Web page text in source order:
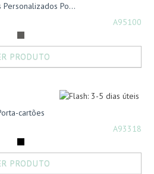
Personalizados Po...
A95100
PRODUTO
cartões
A93318
PRODUTO